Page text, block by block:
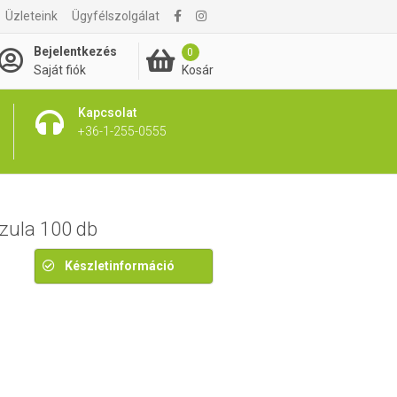
Üzleteink Ügyfélszolgálat
Bejelentkezés
Saját fiók
0
Kosár
Kapcsolat
+36-1-255-0555
6 260 Ft
100 db
Készletinformáció